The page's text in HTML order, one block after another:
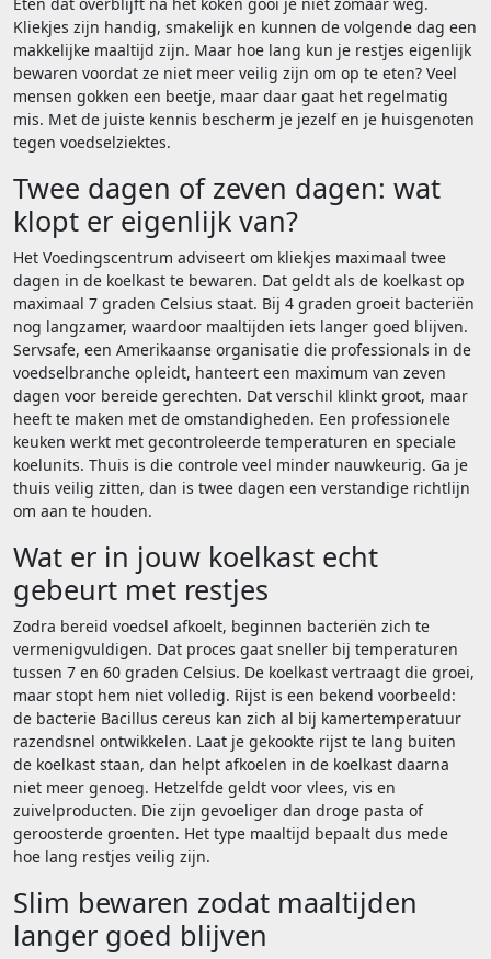
Kliekjes zijn handig, smakelijk en kunnen de volgende dag een
makkelijke maaltijd zijn. Maar hoe lang kun je restjes eigenlijk
bewaren voordat ze niet meer veilig zijn om op te eten? Veel
mensen gokken een beetje, maar daar gaat het regelmatig
mis. Met de juiste kennis bescherm je jezelf en je huisgenoten
tegen voedselziektes.
Twee dagen of zeven dagen: wat
klopt er eigenlijk van?
Het Voedingscentrum adviseert om kliekjes maximaal twee
dagen in de koelkast te bewaren. Dat geldt als de koelkast op
maximaal 7 graden Celsius staat. Bij 4 graden groeit bacteriën
nog langzamer, waardoor maaltijden iets langer goed blijven.
Servsafe, een Amerikaanse organisatie die professionals in de
voedselbranche opleidt, hanteert een maximum van zeven
dagen voor bereide gerechten. Dat verschil klinkt groot, maar
heeft te maken met de omstandigheden. Een professionele
keuken werkt met gecontroleerde temperaturen en speciale
koelunits. Thuis is die controle veel minder nauwkeurig. Ga je
thuis veilig zitten, dan is twee dagen een verstandige richtlijn
om aan te houden.
Wat er in jouw koelkast echt
gebeurt met restjes
Zodra bereid voedsel afkoelt, beginnen bacteriën zich te
vermenigvuldigen. Dat proces gaat sneller bij temperaturen
tussen 7 en 60 graden Celsius. De koelkast vertraagt die groei,
maar stopt hem niet volledig. Rijst is een bekend voorbeeld:
de bacterie Bacillus cereus kan zich al bij kamertemperatuur
razendsnel ontwikkelen. Laat je gekookte rijst te lang buiten
de koelkast staan, dan helpt afkoelen in de koelkast daarna
niet meer genoeg. Hetzelfde geldt voor vlees, vis en
zuivelproducten. Die zijn gevoeliger dan droge pasta of
geroosterde groenten. Het type maaltijd bepaalt dus mede
hoe lang restjes veilig zijn.
Slim bewaren zodat maaltijden
langer goed blijven